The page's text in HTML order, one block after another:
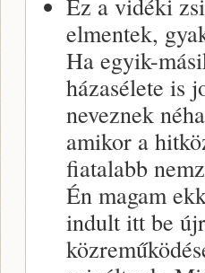
elmentek,
Ha egyik-
házasélete is
neveznek
amikor a
fiatalabb
Én magam
indult itt be